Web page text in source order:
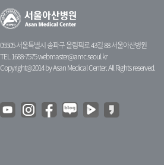
05505 서울특별시 송파구 올림픽로 43길 88 서울아산병원
TEL 1688-7575webmaster@amc.seoul.kr
Copyright@2014 by Asan Medical Center. All Rights reserved.